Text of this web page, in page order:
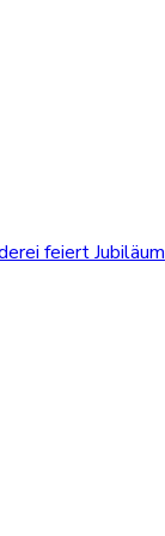
feiert Jubiläum